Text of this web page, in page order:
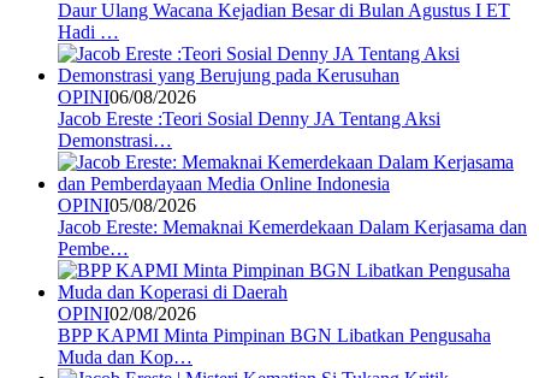
Daur Ulang Wacana Kejadian Besar di Bulan Agustus I ET
Hadi …
OPINI06/08/2026
Jacob Ereste :Teori Sosial Denny JA Tentang Aksi
Demonstrasi…
OPINI05/08/2026
Jacob Ereste: Memaknai Kemerdekaan Dalam Kerjasama dan
Pembe…
OPINI02/08/2026
BPP KAPMI Minta Pimpinan BGN Libatkan Pengusaha
Muda dan Kop…